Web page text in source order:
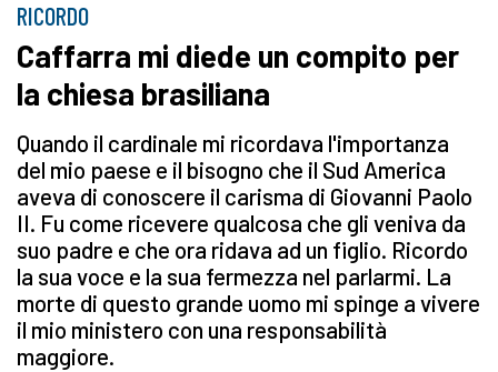
RICORDO
Caffarra mi diede un compito per
la chiesa brasiliana
Quando il cardinale mi ricordava l'importanza
del mio paese e il bisogno che il Sud America
aveva di conoscere il carisma di Giovanni Paolo
II. Fu come ricevere qualcosa che gli veniva da
suo padre e che ora ridava ad un figlio. Ricordo
la sua voce e la sua fermezza nel parlarmi. La
morte di questo grande uomo mi spinge a vivere
il mio ministero con una responsabilità
maggiore.